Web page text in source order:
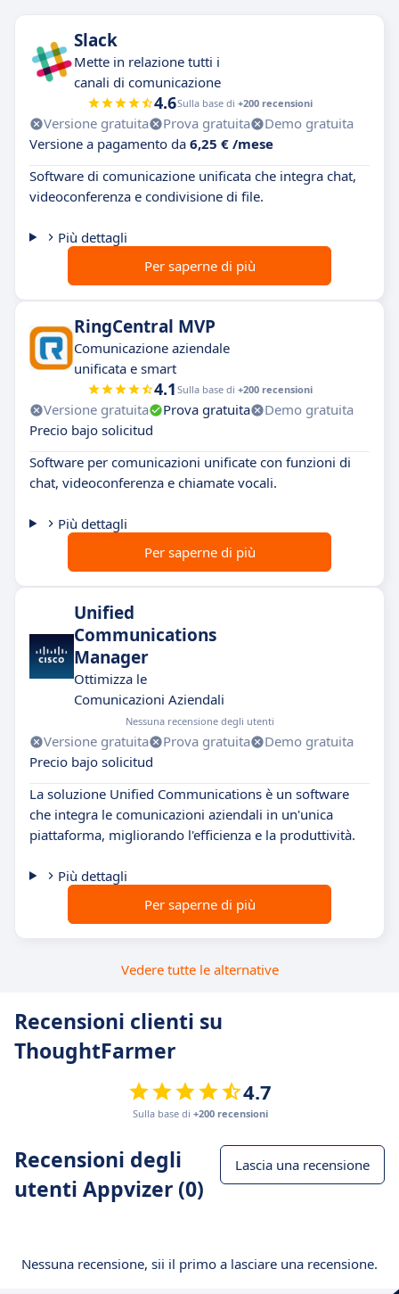
Slack
Mette in relazione tutti i
canali di comunicazione
4.6Sulla base di +200 recensioni
Versione gratuita Prova gratuita
Demo gratuita
Versione a pagamento da 6,25 € /mese
Software di comunicazione unificata che integra chat,
videoconferenza e condivisione di file.
Più dettagli
Per saperne di più
RingCentral MVP
Comunicazione aziendale
unificata e smart
4.1 Sulla base di +200 recensioni
Versione gratuita Prova gratuita
Demo gratuita
Precio bajo solicitud
Software per comunicazioni unificate con funzioni di
chat, videoconferenza e chiamate vocali.
Più dettagli
Per saperne di più
Unified
Communications
Manager
Ottimizza le
Comunicazioni Aziendali
Nessuna recensione degli utenti
Versione gratuita Prova gratuita
Demo gratuita
Precio bajo solicitud
La soluzione Unified Communications è un software
che integra le comunicazioni aziendali in un'unica
piattaforma, migliorando l'efficienza e la produttività.
Più dettagli
Per saperne di più
Vedere tutte le alternative
Recensioni clienti su
ThoughtFarmer
4.7
Sulla base di +200 recensioni
Recensioni degli
utenti Appvizer (0)
Lascia una recensione
Nessuna recensione, sii il primo a lasciare una recensione.